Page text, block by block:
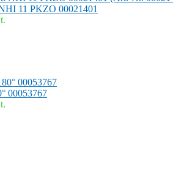
11 PKZO 00021401
00053767